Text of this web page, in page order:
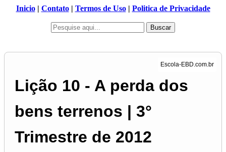
Inicio| Contato| Termos de Uso| Politica de Privacidade
Buscar
Lição 10 - A perda dos
bens terrenos | 3°
Trimestre de 2012